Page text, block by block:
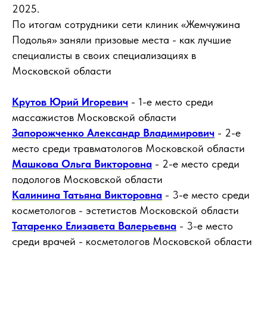
2025.
По итогам сотрудники сети клиник «Жемчужина
Подолья» заняли призовые места - как лучшие
специалисты в своих специализациях в
Московской области
Крутов Юрий Игоревич - 1-е место среди
массажистов Московской области
Запорожченко Александр Владимирович - 2-е
место среди травматологов Московской области
Машкова Ольга Викторовна - 2-е место среди
подологов Московской области
Калинина Татьяна Викторовна - 3-е место среди
косметологов - эстетистов Московской области
Татаренко Елизавета Валерьевна - 3-е место
среди врачей - косметологов Московской области